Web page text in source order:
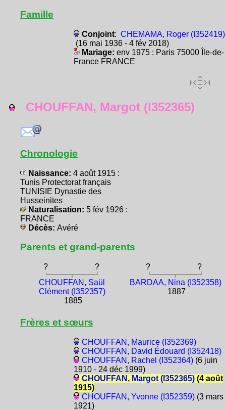
Famille
Conjoint: CHEMAMA, Roger (I352419)
(16 mai 1936 - 4 fév 2018)
Mariage: env 1975 : Paris 75000 Île-de-
France FRANCE
CHOUFFAN, Margot (I352365)
Chronologie
Naissance: 4 août 1915 :
Tunis Protectorat français
TUNISIE Dynastie des
Husseinites
Naturalisation: 5 fév 1926 :
FRANCE
Décès: Avéré
Parents et grand-parents
? ? ?
?
CHOUFFAN, Saül
Clément (I352357)
1885
BARDAA, Nina (I352358)
1887
Frères et sœurs
CHOUFFAN, Maurice (I352369)
CHOUFFAN, David Édouard (I352418)
CHOUFFAN, Rachel (I352364)(6 juin
1910 - 24 déc 1999)
CHOUFFAN, Margot (I352365)(4 août
1915)
CHOUFFAN, Yvonne (I352359)(3 mars
1921)